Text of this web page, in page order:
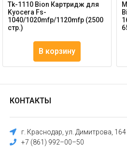
Tk-1110 Bion Картридж для
Kyocera Fs-
1040/1020mfp/1120mfp (2500
стр.)
В корзину
КОНТАКТЫ
г. Краснодар, ул. Димитрова, 164
+7 (861) 992–00–50